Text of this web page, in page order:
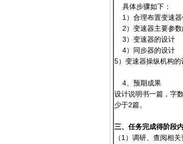
具体步骤如下：
1）合理布置变速
2）变速器主要参
3）变速器的设
4）同步器的设计
5）变速器操纵机构的
4、预期成果
设计说明书一篇，字
少于2篇。
三、任务完成得阶段
（1）调研、查阅